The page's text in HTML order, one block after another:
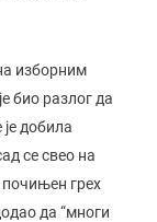
изборним
био разлог да
добила
се свео на
грех
да “многи